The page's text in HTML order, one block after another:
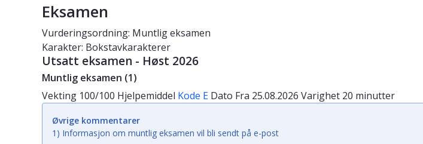
Eksamen
Vurderingsordning: Muntlig eksamen
Karakter: Bokstavkarakterer
Utsatt eksamen - Høst 2026
Muntlig eksamen (1)
Vekting 100/100 Hjelpemiddel Kode E Dato Fra 25.08.2026 Varighet 20 minutter
Øvrige kommentarer
1) Informasjon om muntlig eksamen vil bli sendt på e-post